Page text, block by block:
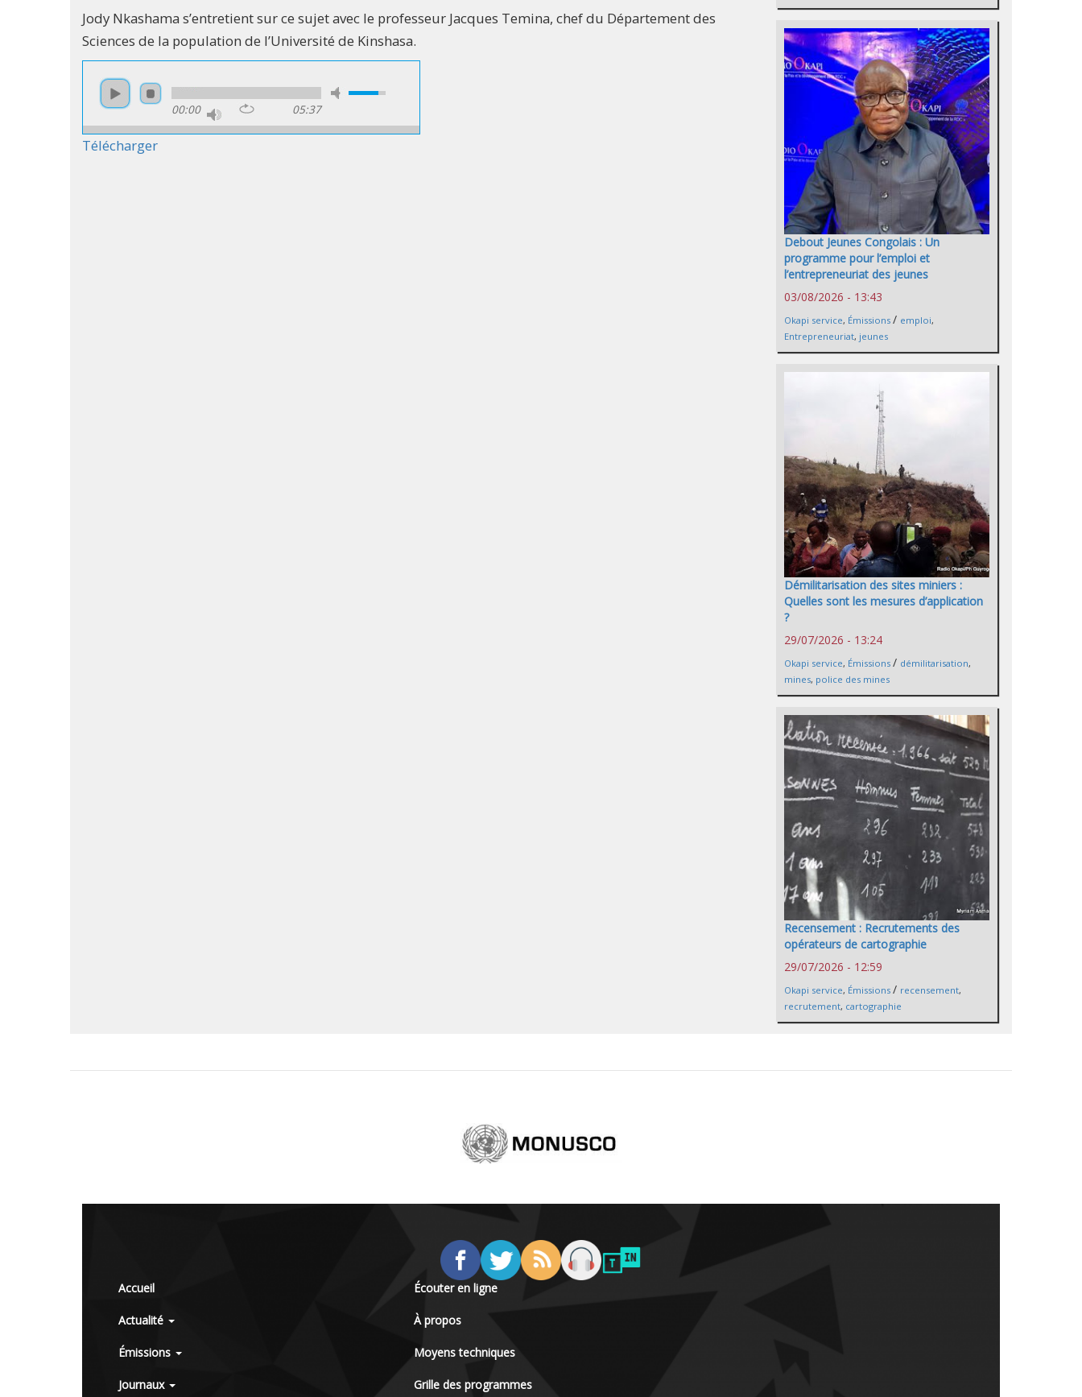
Jody Nkashama s’entretient sur ce sujet avec le professeur Jacques Temina, chef du Département des
Sciences de la population de l’Université de Kinshasa.
00:00 05:37
Télécharger
Debout Jeunes Congolais : Un
programme pour l’emploi et
l’entrepreneuriat des jeunes
03/08/2026 - 13:43
Okapi service, Émissions / emploi,
Entrepreneuriat, jeunes
Démilitarisation des sites miniers :
Quelles sont les mesures d’application
?
29/07/2026 - 13:24
Okapi service, Émissions / démilitarisation,
mines, police des mines
Recensement : Recrutements des
opérateurs de cartographie
29/07/2026 - 12:59
Okapi service, Émissions / recensement,
recrutement, cartographie
Accueil
Actualité
Émissions
Journaux
Écouter en ligne
À propos
Moyens techniques
Grille des programmes